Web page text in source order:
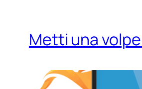
Metti una